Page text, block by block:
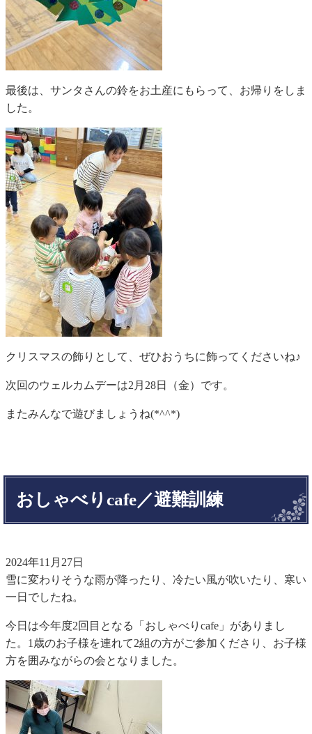
最後は、サンタさんの鈴をお土産にもらって、お帰りをしま
した。
クリスマスの飾りとして、ぜひおうちに飾ってくださいね♪
次回のウェルカムデーは2月28日（金）です。
またみんなで遊びましょうね(*^^*)
おしゃべりcafe／避難訓練
2024年11月27日
雪に変わりそうな雨が降ったり、冷たい風が吹いたり、寒い
一日でしたね。
今日は今年度2回目となる「おしゃべりcafe」がありまし
た。1歳のお子様を連れて2組の方がご参加くださり、お子様
方を囲みながらの会となりました。